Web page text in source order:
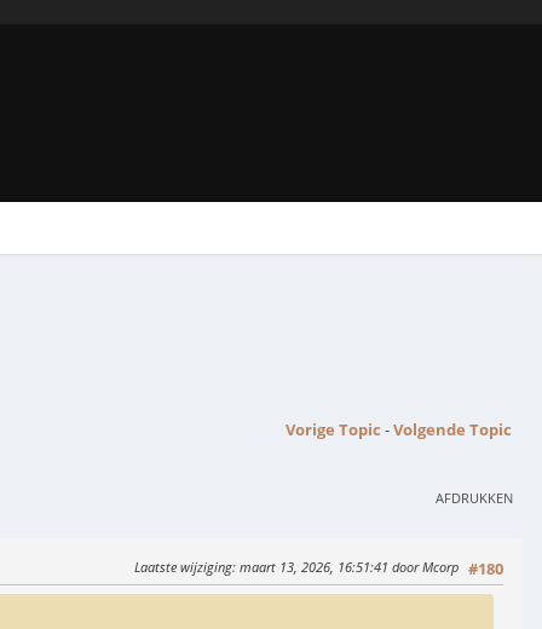
Vorige Topic -Volgende Topic
AFDRUKKEN
#180
Laatste wijziging: maart 13, 2026, 16:51:41 door Mcorp